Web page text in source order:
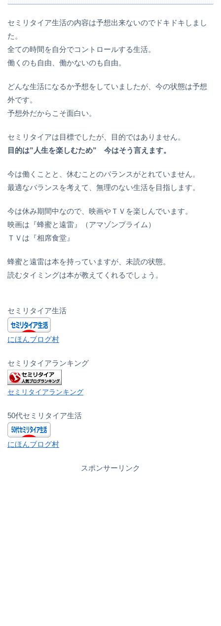
セミリタイア生活の内容は予想出来ないのでドキドキしまし
た。
全ての時間を自分でコントロールする生活。
働くのも自由、働かないのも自由。
どんな生活になるか予想をしていましたが、今の状態は予想
外です。
予想外だからこそ面白い。
セミリタイアは目標でしたが、目的ではありません。
目的は”人生を楽しむため” 今はそう言えます。
今は働くことと、休むことのバランスがとれていません。
最適なバランスを考えて、無理のない生活を目指します。
今は休み期間中なので、映画やＴＶを楽しんでいます。
映画は『蜂蜜と遠雷』（アマゾンプライム）
ＴＶは『相席食堂』
蜂蜜と遠雷は本を持っていますが、未読の状態。
読むタイミングは本が教えてくれるでしょう。
セミリタイア生活
にほんブログ村
セミリタイアランキング
セミリタイアランキング
50代セミリタイア生活
にほんブログ村
スポンサーリンク